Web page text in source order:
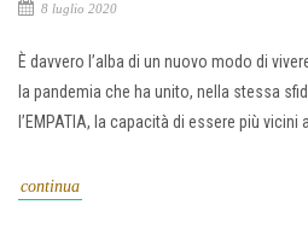
8 luglio 2020
È davvero l’alba di un nuovo modo di
la pandemia che ha unito, nella stessa
l’EMPATIA, la capacità di essere più vicini al
continua